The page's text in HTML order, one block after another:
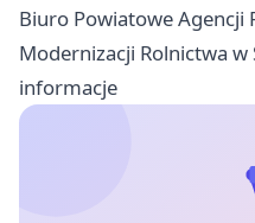
Biuro Powiatowe Agencji
Modernizacji Rolnictwa w
informacje